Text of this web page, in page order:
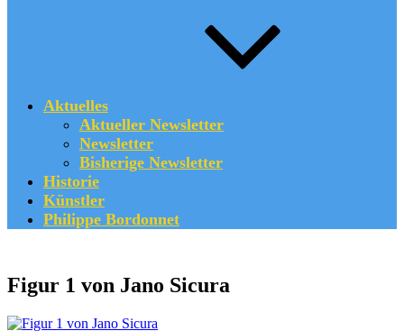
Aktuelles
Aktueller Newsletter
Newsletter
Bisherige Newsletter
Historie
Künstler
Philippe Bordonnet
Figur 1 von Jano Sicura